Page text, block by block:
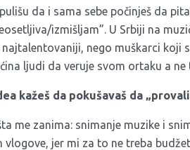
da i sama sebe počinješ da
izmišljam”. U Srbiji na
nego muškarci koji
ljudi da veruje svom ortaku a ne
kažeš da pokušavaš da
me zanima: snimanje muzike i
vlogove, jer mi za to ne treba